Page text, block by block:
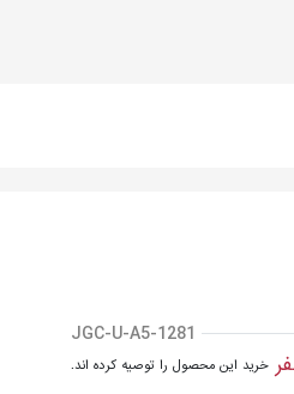
JGC-U-A5-1281
خرید این محصول را توصیه کرده اند.